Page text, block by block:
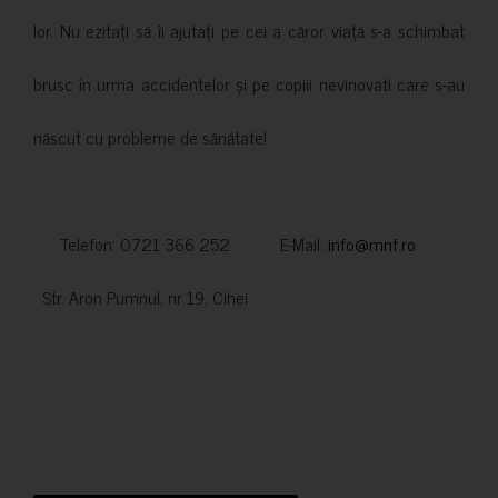
lor. Nu ezitați să îi ajutați pe cei a căror viață s-a schimbat
brusc în urma accidentelor și pe copiii nevinovati care s-au
născut cu probleme de sănătate!
Telefon: 0721 366 252 E-Mail: info@mnf.ro
Str. Aron Pumnul, nr 19, Cihei